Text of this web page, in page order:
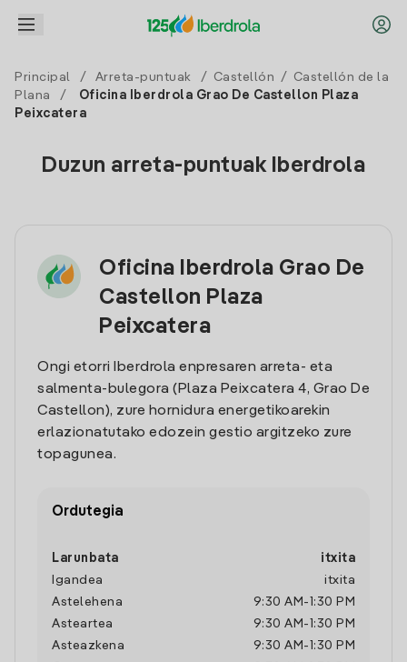
Principal / Arreta-puntuak / Castellón /
Castellón de la
Plana
/
Oficina Iberdrola Grao De Castellon Plaza
Peixcatera
Duzun arreta-puntuak Iberdrola
Oficina Iberdrola Grao De
Castellon Plaza
Peixcatera
Ongi etorri Iberdrola enpresaren arreta- eta
salmenta-bulegora (Plaza Peixcatera 4, Grao De
Castellon), zure hornidura energetikoarekin
erlazionatutako edozein gestio argitzeko zure
topagunea.
Ordutegia
Larunbata
itxita
Igandea
itxita
Astelehena
9:30 AM - 1:30 PM
Asteartea
9:30 AM - 1:30 PM
Asteazkena
9:30 AM - 1:30 PM